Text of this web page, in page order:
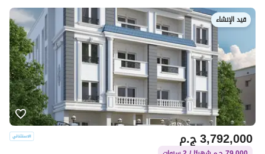
قيد الإنشاء
ج.م3,792,000